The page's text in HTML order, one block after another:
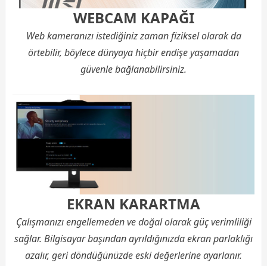
WEBCAM KAPAĞI
Web kameranızı istediğiniz zaman fiziksel olarak da
örtebilir, böylece dünyaya hiçbir endişe yaşamadan
güvenle bağlanabilirsiniz.
EKRAN KARARTMA
Çalışmanızı engellemeden ve doğal olarak güç verimliliği
sağlar. Bilgisayar başından ayrıldığınızda ekran parlaklığı
azalır, geri döndüğünüzde eski değerlerine ayarlanır.